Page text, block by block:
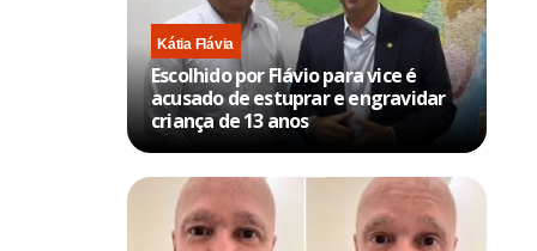
Kátia Flávia
Escolhido por Flávio para vice é
acusado de estuprar e engravidar
criança de 13 anos